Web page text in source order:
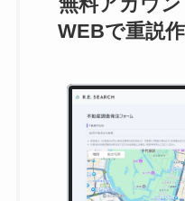
WEBで重説